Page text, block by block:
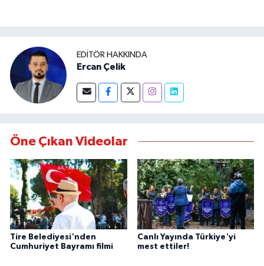
EDITÖR HAKKINDA
Ercan Çelik
Öne Çıkan Videolar
Tire Belediyesi'nden
Cumhuriyet Bayramı filmi
Canlı Yayında Türkiye'yi
mest ettiler!